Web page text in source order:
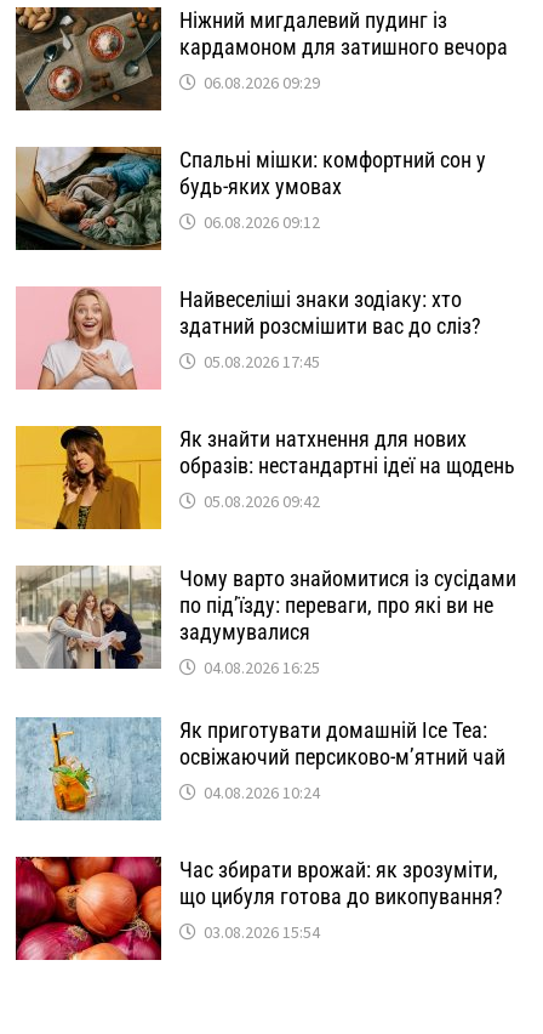
Ніжний мигдалевий пудинг із
кардамоном для затишного вечора
06.08.2026 09:29
Спальні мішки: комфортний сон у
будь-яких умовах
06.08.2026 09:12
Найвеселіші знаки зодіаку: хто
здатний розсмішити вас до сліз?
05.08.2026 17:45
Як знайти натхнення для нових
образів: нестандартні ідеї на щодень
05.08.2026 09:42
Чому варто знайомитися із сусідами
по під’їзду: переваги, про які ви не
задумувалися
04.08.2026 16:25
Як приготувати домашній Ice Tea:
освіжаючий персиково-м’ятний чай
04.08.2026 10:24
Час збирати врожай: як зрозуміти,
що цибуля готова до викопування?
03.08.2026 15:54